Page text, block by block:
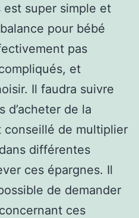
super simple et
pour bébé
pas
et
Il faudra suivre
d’acheter de la
de multiplier
différentes
ces épargnes. Il
de demander
ces